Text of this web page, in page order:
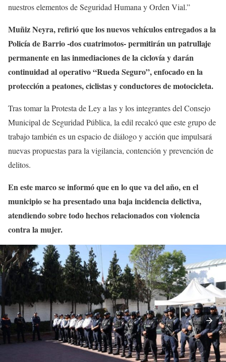
nuestros elementos de Seguridad Humana y Orden Vial.”
Muñiz Neyra, refirió que los nuevos vehículos entregados a la
Policía de Barrio -dos cuatrimotos- permitirán un patrullaje
permanente en las inmediaciones de la ciclovía y darán
continuidad al operativo “Rueda Seguro”, enfocado en la
protección a peatones, ciclistas y conductores de motocicleta.
Tras tomar la Protesta de Ley a las y los integrantes del Consejo
Municipal de Seguridad Pública, la edil recalcó que este grupo de
trabajo también es un espacio de diálogo y acción que impulsará
nuevas propuestas para la vigilancia, contención y prevención de
delitos.
En este marco se informó que en lo que va del año, en el
municipio se ha presentado una baja incidencia delictiva,
atendiendo sobre todo hechos relacionados con violencia
contra la mujer.